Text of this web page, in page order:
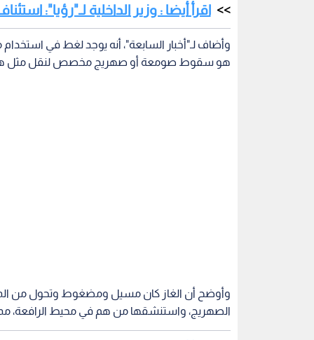
اقرأ أيضا : وزير الداخلية لـ"رؤيا":
وأضاف لـ"أخبار السابعة"، أنه يوجد لغط في استخدام
هو سقوط صومعة أو صهريج مخصص لنقل مثل هذه
وأوضح أن الغاز كان مسيل ومضغوط وتحول من
الصهريج، واستنشقها من هم في محيط الرافعة،